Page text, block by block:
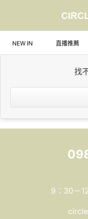
NEW IN 直播推薦
找
9：30－